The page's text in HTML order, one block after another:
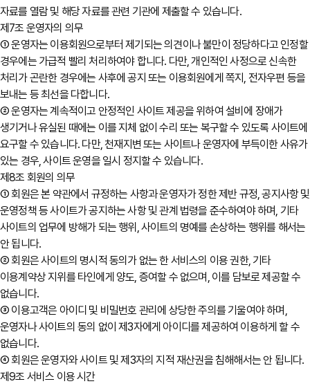
자료를 열람 및 해당 자료를 관련 기관에 제출할 수 있습니다.
제7조 운영자의 의무
① 운영자는 이용회원으로부터 제기되는 의견이나 불만이 정당하다고 인정할
경우에는 가급적 빨리 처리하여야 합니다. 다만, 개인적인 사정으로 신속한
처리가 곤란한 경우에는 사후에 공지 또는 이용회원에게 쪽지, 전자우편 등을
보내는 등 최선을 다합니다.
② 운영자는 계속적이고 안정적인 사이트 제공을 위하여 설비에 장애가
생기거나 유실된 때에는 이를 지체 없이 수리 또는 복구할 수 있도록 사이트에
요구할 수 있습니다. 다만, 천재지변 또는 사이트나 운영자에 부득이한 사유가
있는 경우, 사이트 운영을 일시 정지할 수 있습니다.
제8조 회원의 의무
① 회원은 본 약관에서 규정하는 사항과 운영자가 정한 제반 규정, 공지사항 및
운영정책 등 사이트가 공지하는 사항 및 관계 법령을 준수하여야 하며, 기타
사이트의 업무에 방해가 되는 행위, 사이트의 명예를 손상하는 행위를 해서는
안 됩니다.
② 회원은 사이트의 명시적 동의가 없는 한 서비스의 이용 권한, 기타
이용계약상 지위를 타인에게 양도, 증여할 수 없으며, 이를 담보로 제공할 수
없습니다.
③ 이용고객은 아이디 및 비밀번호 관리에 상당한 주의를 기울여야 하며,
운영자나 사이트의 동의 없이 제3자에게 아이디를 제공하여 이용하게 할 수
없습니다.
④ 회원은 운영자와 사이트 및 제3자의 지적 재산권을 침해해서는 안 됩니다.
제9조 서비스 이용 시간